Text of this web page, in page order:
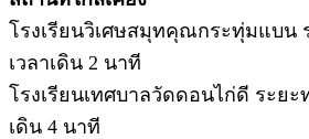
โรงเรียนวิเศษสมุทคุณกระทุ่มแบน
เวลาเดิน 2 นาที
โรงเรียนเทศบาลวัดดอนไก่ดี ระยะ
เดิน 4 นาที